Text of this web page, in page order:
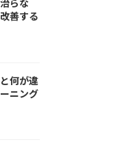
らな
善する
何が違
ニング